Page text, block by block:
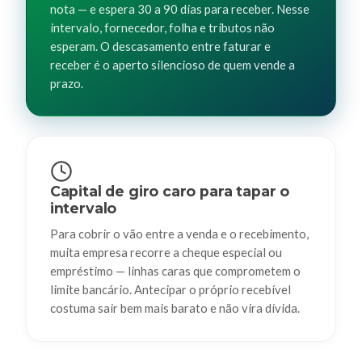
nota — e espera 30 a 90 dias para receber. Nesse
intervalo, fornecedor, folha e tributos não
esperam. O descasamento entre faturar e
receber é o aperto silencioso de quem vende a
prazo.
Capital de giro caro para tapar o
intervalo
Para cobrir o vão entre a venda e o recebimento,
muita empresa recorre a cheque especial ou
empréstimo — linhas caras que comprometem o
limite bancário. Antecipar o próprio recebível
costuma sair bem mais barato e não vira dívida.